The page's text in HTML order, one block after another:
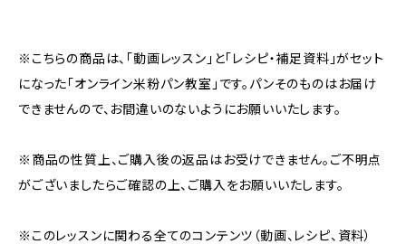
※こちらの商品は、「動画レッスン」と「レシピ・補足資料」がセット
になった「オンライン米粉パン教室」です。パンそのものはお届け
できませんので、お間違いのないようにお願いいたします。
※商品の性質上、ご購入後の返品はお受けできません。ご不明点
がございましたらご確認の上、ご購入をお願いいたします。
※このレッスンに関わる全てのコンテンツ（動画、レシピ、資料）